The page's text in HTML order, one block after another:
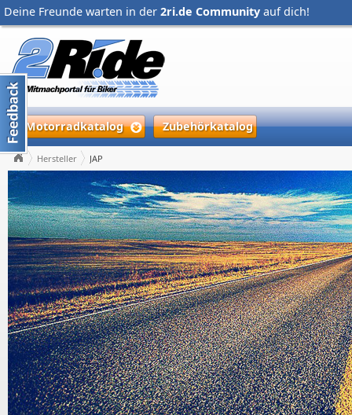
Deine Freunde warten in der 2ri.de Community auf dich!
Motorradkatalog Zubehörkatalog
Hersteller JAP